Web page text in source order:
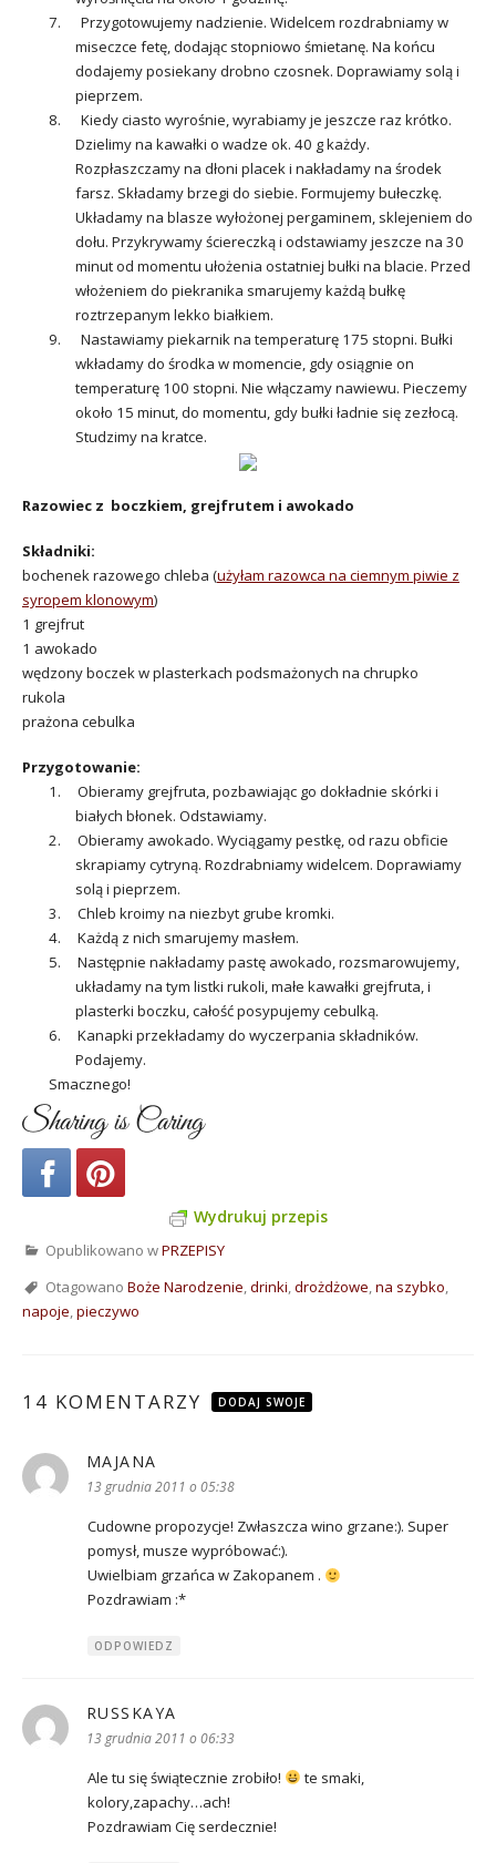
7. Przygotowujemy nadzienie. Widelcem rozdrabniamy w
miseczce fetę, dodając stopniowo śmietanę. Na końcu
dodajemy posiekany drobno czosnek. Doprawiamy solą i
pieprzem.
8. Kiedy ciasto wyrośnie, wyrabiamy je jeszcze raz krótko.
Dzielimy na kawałki o wadze ok. 40 g każdy.
Rozpłaszczamy na dłoni placek i nakładamy na środek
farsz. Składamy brzegi do siebie. Formujemy bułeczkę.
Układamy na blasze wyłożonej pergaminem, sklejeniem do
dołu. Przykrywamy ściereczką i odstawiamy jeszcze na 30
minut od momentu ułożenia ostatniej bułki na blacie. Przed
włożeniem do piekranika smarujemy każdą bułkę
roztrzepanym lekko białkiem.
9. Nastawiamy piekarnik na temperaturę 175 stopni. Bułki
wkładamy do środka w momencie, gdy osiągnie on
temperaturę 100 stopni. Nie włączamy nawiewu. Pieczemy
około 15 minut, do momentu, gdy bułki ładnie się zezłocą.
Studzimy na kratce.
Razowiec z boczkiem, grejfrutem i awokado
Składniki:
bochenek razowego chleba (użyłam razowca na ciemnym piwie z
syropem klonowym)
1 grejfrut
1 awokado
wędzony boczek w plasterkach podsmażonych na chrupko
rukola
prażona cebulka
Przygotowanie:
1. Obieramy grejfruta, pozbawiając go dokładnie skórki i
białych błonek. Odstawiamy.
2. Obieramy awokado. Wyciągamy pestkę, od razu obficie
skrapiamy cytryną. Rozdrabniamy widelcem. Doprawiamy
solą i pieprzem.
3. Chleb kroimy na niezbyt grube kromki.
4. Każdą z nich smarujemy masłem.
5. Następnie nakładamy pastę awokado, rozsmarowujemy,
układamy na tym listki rukoli, małe kawałki grejfruta, i
plasterki boczku, całość posypujemy cebulką.
6. Kanapki przekładamy do wyczerpania składników.
Podajemy.
Smacznego!
Sharing is Caring
Wydrukuj przepis
Opublikowano wPRZEPISY
Otagowano Boże Narodzenie,drinki,drożdżowe,na szybko,
napoje,pieczywo
14 KOMENTARZY DODAJ SWOJE
MAJANA
13 grudnia 2011 o 05:38
Cudowne propozycje! Zwłaszcza wino grzane:). Super
pomysł, musze wypróbować:).
Uwielbiam grzańca w Zakopanem .
Pozdrawiam :*
ODPOWIEDZ
RUSSKAYA
13 grudnia 2011 o 06:33
Ale tu się świątecznie zrobiło!
te smaki,
kolory,zapachy…ach!
Pozdrawiam Cię serdecznie!